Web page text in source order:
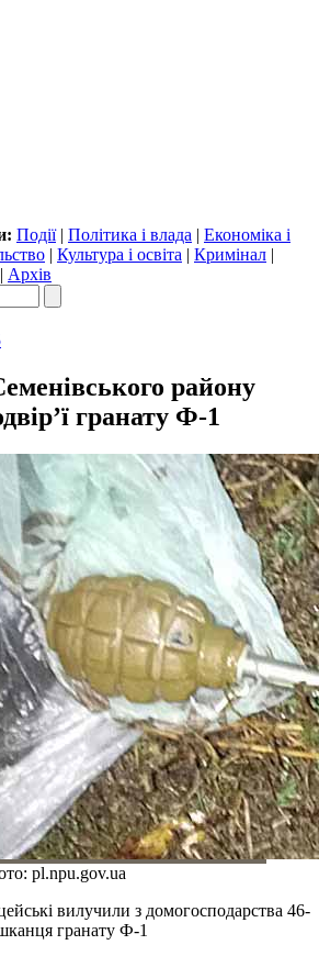
Події| Політика і влада | Економіка і
| Культура і освіта | Кримінал |
| Архів
району
гранату Ф-1
pl.npu.gov.ua
вилучили з домогосподарства 46-
гранату Ф-1